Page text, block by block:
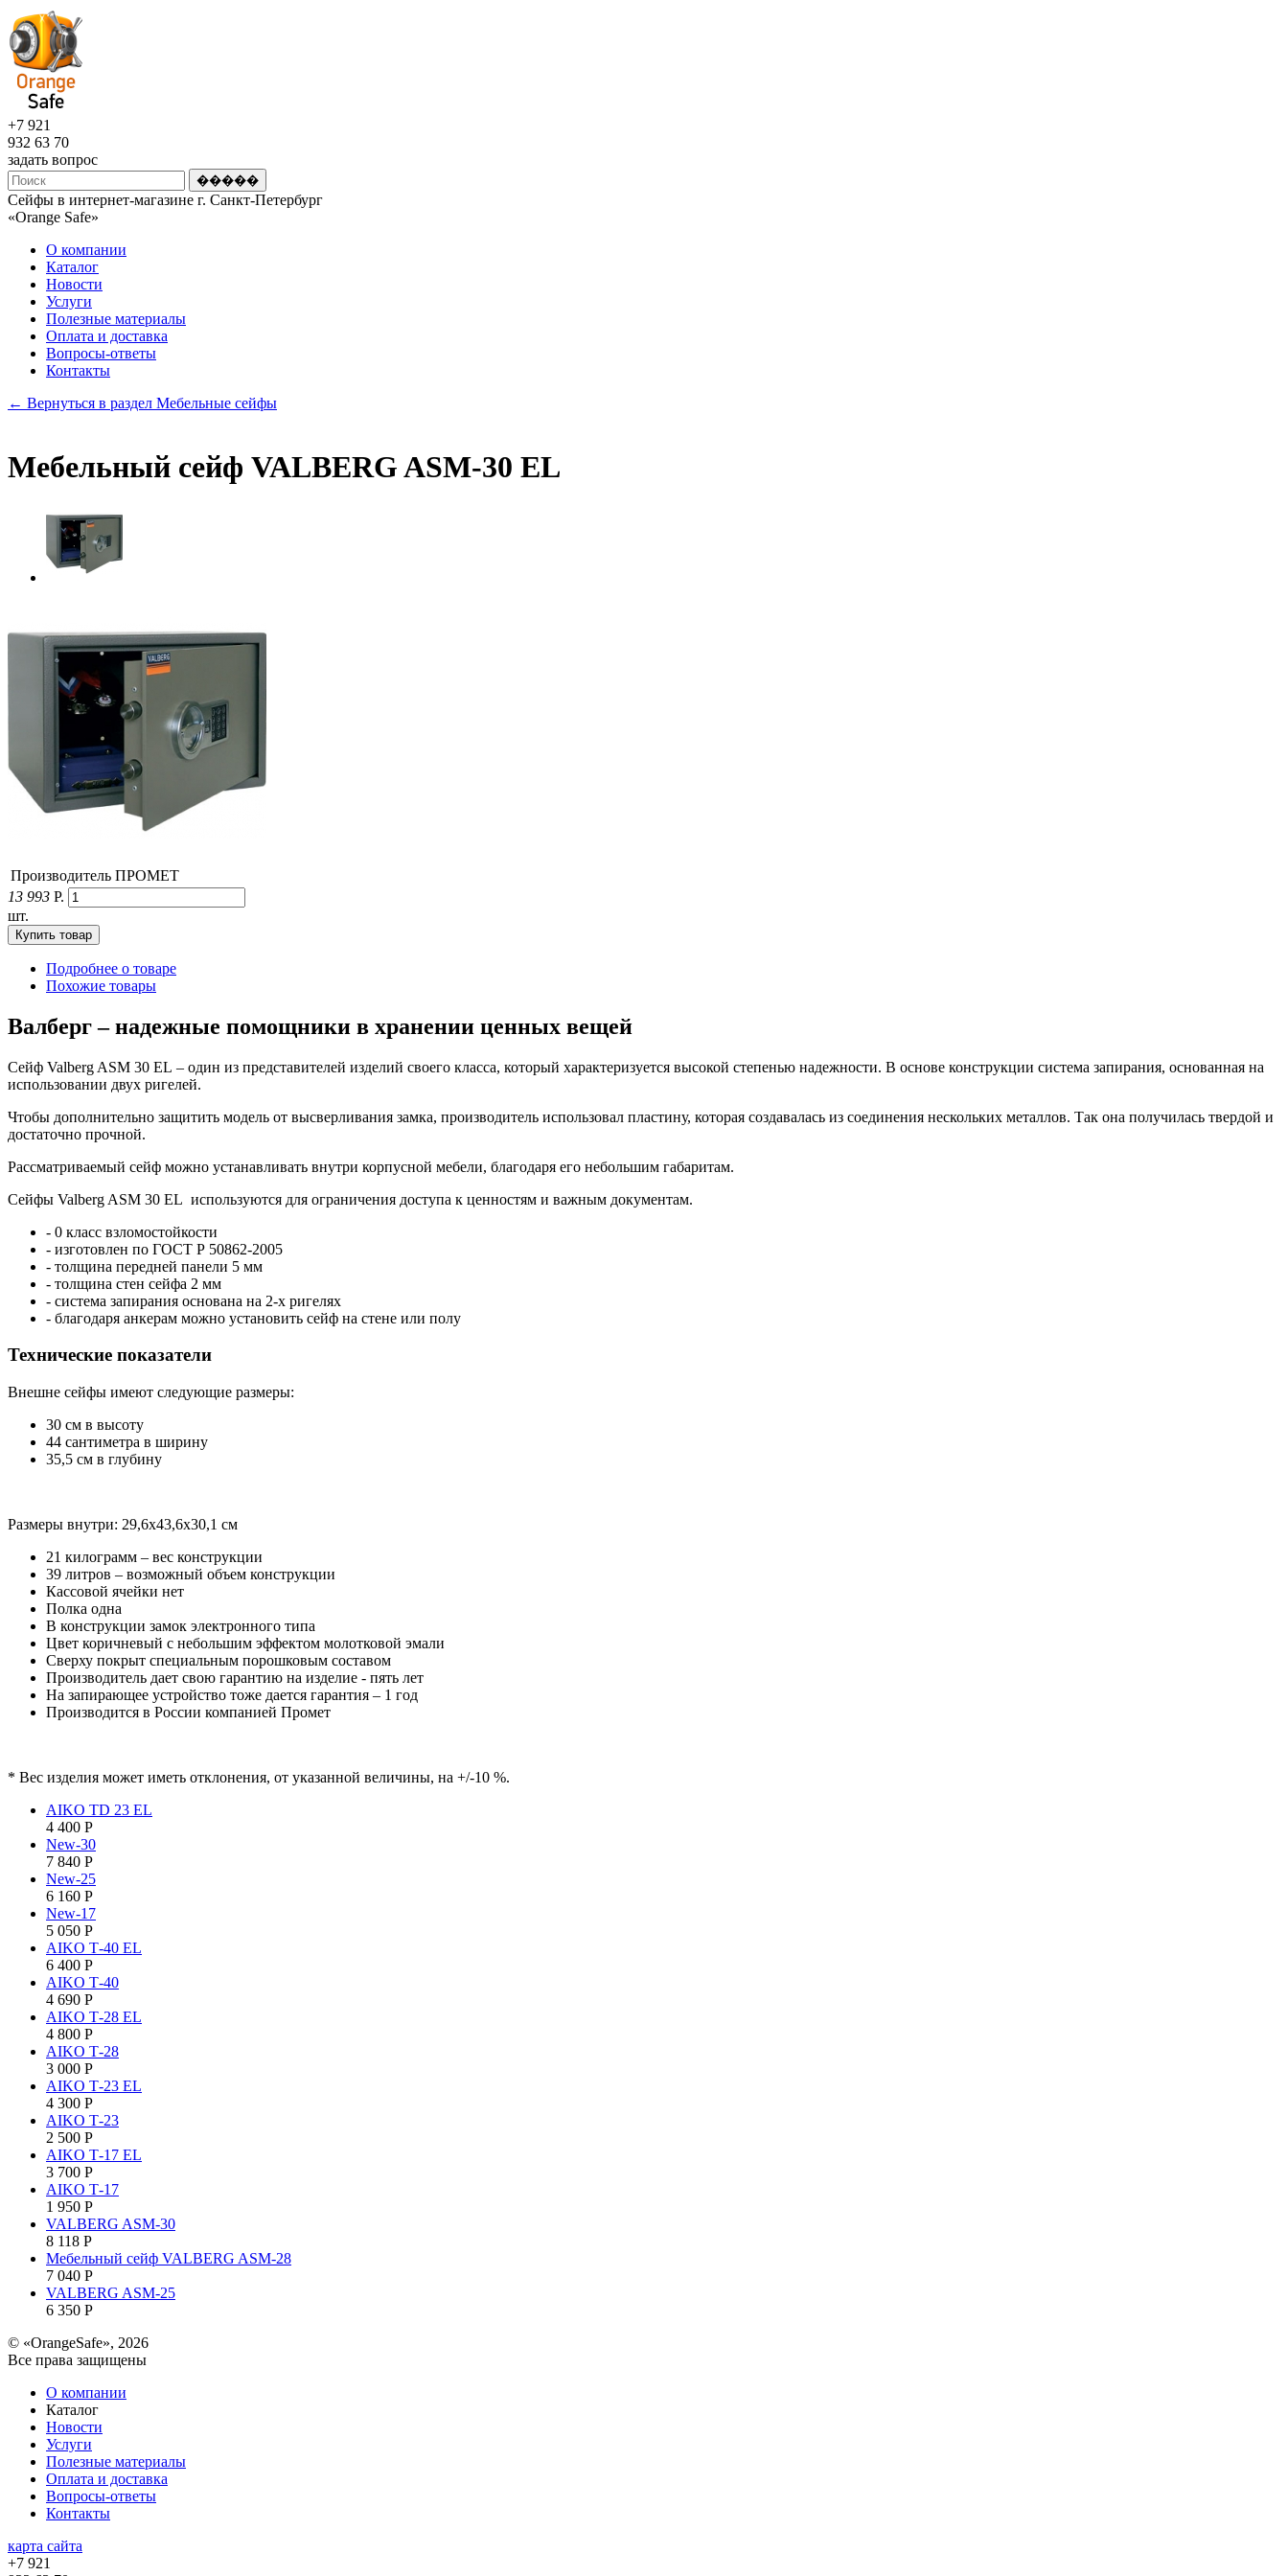
+7 921
932 63 70
задать вопрос
Сейфы в интернет-магазине г. Санкт-Петербург
«Оrange Safe»
О компании
Каталог
Новости
Услуги
Полезные материалы
Оплата и доставка
Вопросы-ответы
Контакты
← Вернуться в раздел Мебельные сейфы
Мебельный сейф VALBERG ASM-30 EL
Производитель ПРОМЕТ
13 993 Р.
шт.
Подробнее о товаре
Похожие товары
Валберг – надежные помощники в хранении ценных вещей
Сейф Valberg ASM 30 EL – один из представителей изделий своего класса, который характеризуется высокой степенью надежности. В основе конструкции система запирания, основанная на
использовании двух ригелей.
Чтобы дополнительно защитить модель от высверливания замка, производитель использовал пластину, которая создавалась из соединения нескольких металлов. Так она получилась твердой и
достаточно прочной.
Рассматриваемый сейф можно устанавливать внутри корпусной мебели, благодаря его небольшим габаритам.
Сейфы Valberg ASM 30 EL используются для ограничения доступа к ценностям и важным документам.
- 0 класс взломостойкости
- изготовлен по ГОСТ Р 50862-2005
- толщина передней панели 5 мм
- толщина стен сейфа 2 мм
- система запирания основана на 2-х ригелях
- благодаря анкерам можно установить сейф на стене или полу
Технические показатели
Внешне сейфы имеют следующие размеры:
30 см в высоту
44 сантиметра в ширину
35,5 см в глубину
Размеры внутри: 29,6х43,6х30,1 см
21 килограмм – вес конструкции
39 литров – возможный объем конструкции
Кассовой ячейки нет
Полка одна
В конструкции замок электронного типа
Цвет коричневый с небольшим эффектом молотковой эмали
Сверху покрыт специальным порошковым составом
Производитель дает свою гарантию на изделие - пять лет
На запирающее устройство тоже дается гарантия – 1 год
Производится в России компанией Промет
* Вес изделия может иметь отклонения, от указанной величины, на +/-10 %.
AIKO TD 23 EL
4 400 Р
New-30
7 840 Р
New-25
6 160 Р
New-17
5 050 Р
AIKO Т-40 EL
6 400 Р
AIKO Т-40
4 690 Р
AIKO Т-28 EL
4 800 Р
AIKO Т-28
3 000 Р
AIKO Т-23 EL
4 300 Р
AIKO Т-23
2 500 Р
AIKO Т-17 EL
3 700 Р
AIKO Т-17
1 950 Р
VALBERG ASM-30
8 118 Р
Мебельный сейф VALBERG ASM-28
7 040 Р
VALBERG ASM-25
6 350 Р
© «OrangeSafe», 2026
Все права защищены
О компании
Каталог
Новости
Услуги
Полезные материалы
Оплата и доставка
Вопросы-ответы
Контакты
карта сайта
+7 921